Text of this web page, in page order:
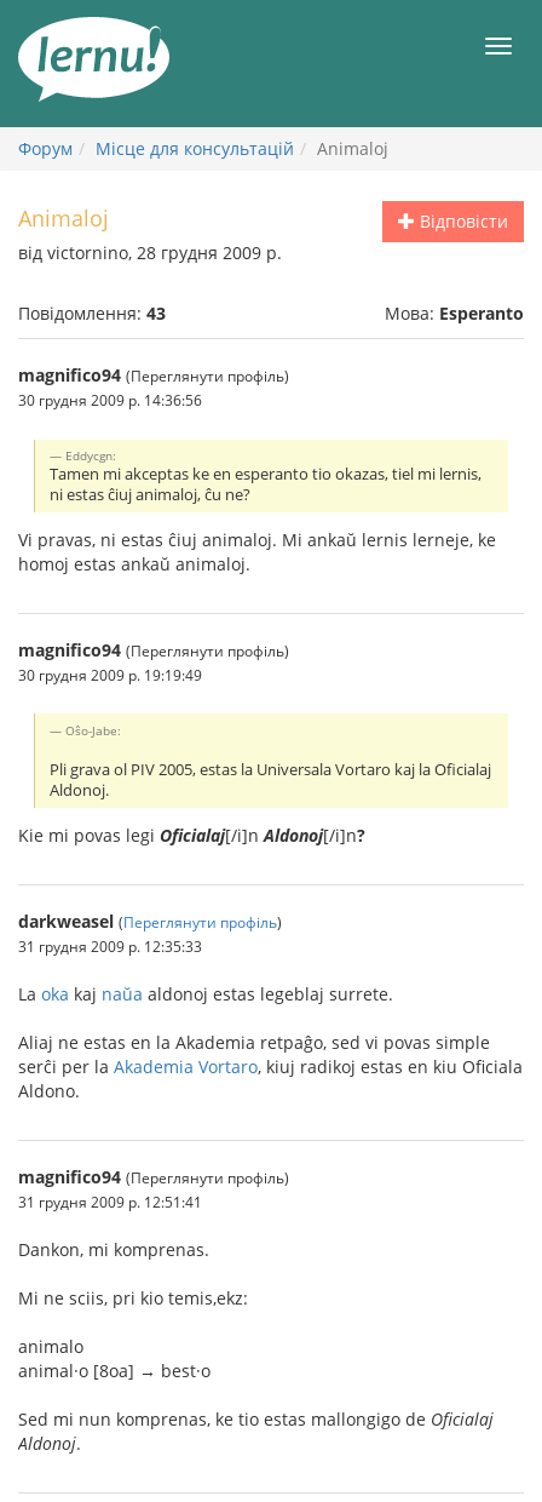
змісту
Форум Місце для консультацій Animaloj
Відповісти
Animaloj
від victornino, 28 грудня 2009 р.
Повідомлення: 43 Мова: Esperanto
magnifico94 (Переглянути профіль)
30 грудня 2009 р. 14:36:56
Eddycgn:
Tamen mi akceptas ke en esperanto tio okazas, tiel mi lernis,
ni estas ĉiuj animaloj, ĉu ne?
Vi pravas, ni estas ĉiuj animaloj. Mi ankaŭ lernis lerneje, ke
homoj estas ankaŭ animaloj.
magnifico94 (Переглянути профіль)
30 грудня 2009 р. 19:19:49
Oŝo-Jabe:
Pli grava ol PIV 2005, estas la Universala Vortaro kaj la Oficialaj
Aldonoj.
Kie mi povas legi Oficialaj[/i]n Aldonoj[/i]n?
darkweasel (Переглянути профіль)
31 грудня 2009 р. 12:35:33
La oka kaj naŭa aldonoj estas legeblaj surrete.
Aliaj ne estas en la Akademia retpaĝo, sed vi povas simple
serĉi per la Akademia Vortaro, kiuj radikoj estas en kiu Oficiala
Aldono.
magnifico94 (Переглянути профіль)
31 грудня 2009 р. 12:51:41
Dankon, mi komprenas.
Mi ne sciis, pri kio temis,ekz:
animalo
animal·o [8oa] → best·o
Sed mi nun komprenas, ke tio estas mallongigo de Oficialaj
Aldonoj.